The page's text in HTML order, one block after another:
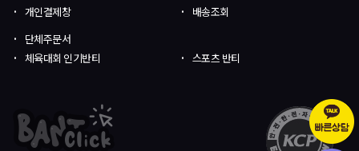
개인결제창
배송조회
단체주문서
체육대회 인기반티
스포츠 반티